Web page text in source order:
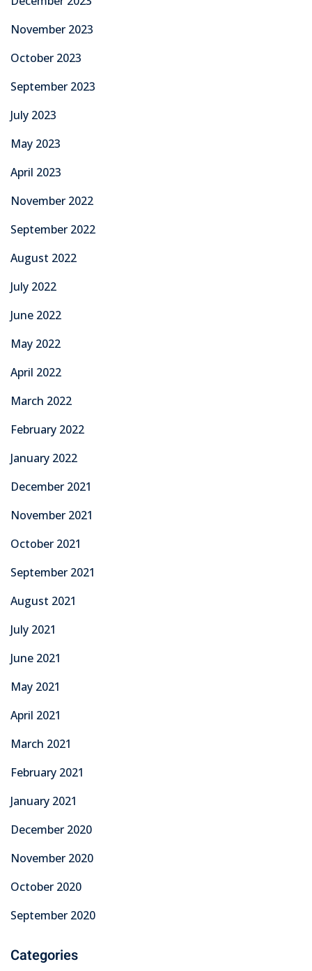
November 2023
October 2023
September 2023
July 2023
May 2023
April 2023
November 2022
September 2022
August 2022
July 2022
June 2022
May 2022
April 2022
March 2022
February 2022
January 2022
December 2021
November 2021
October 2021
September 2021
August 2021
July 2021
June 2021
May 2021
April 2021
March 2021
February 2021
January 2021
December 2020
November 2020
October 2020
September 2020
Categories